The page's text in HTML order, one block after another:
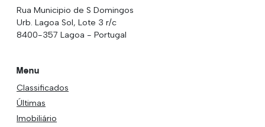
Rua Municipio de S Domingos
Urb. Lagoa Sol, Lote 3 r/c
8400-357 Lagoa - Portugal
Menu
Classificados
Últimas
Imobiliário